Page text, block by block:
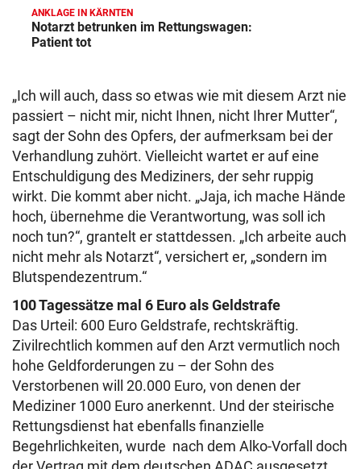
ANKLAGE IN KÄRNTEN
Notarzt betrunken im Rettungswagen:
Patient tot
„Ich will auch, dass so etwas wie mit diesem Arzt nie
passiert – nicht mir, nicht Ihnen, nicht Ihrer Mutter“,
sagt der Sohn des Opfers, der aufmerksam bei der
Verhandlung zuhört. Vielleicht wartet er auf eine
Entschuldigung des Mediziners, der sehr ruppig
wirkt. Die kommt aber nicht. „Jaja, ich mache Hände
hoch, übernehme die Verantwortung, was soll ich
noch tun?“, grantelt er stattdessen. „Ich arbeite auch
nicht mehr als Notarzt“, versichert er, „sondern im
Blutspendezentrum.“
100 Tagessätze mal 6 Euro als Geldstrafe
Das Urteil: 600 Euro Geldstrafe, rechtskräftig.
Zivilrechtlich kommen auf den Arzt vermutlich noch
hohe Geldforderungen zu – der Sohn des
Verstorbenen will 20.000 Euro, von denen der
Mediziner 1000 Euro anerkennt. Und der steirische
Rettungsdienst hat ebenfalls finanzielle
Begehrlichkeiten, wurde nach dem Alko-Vorfall doch